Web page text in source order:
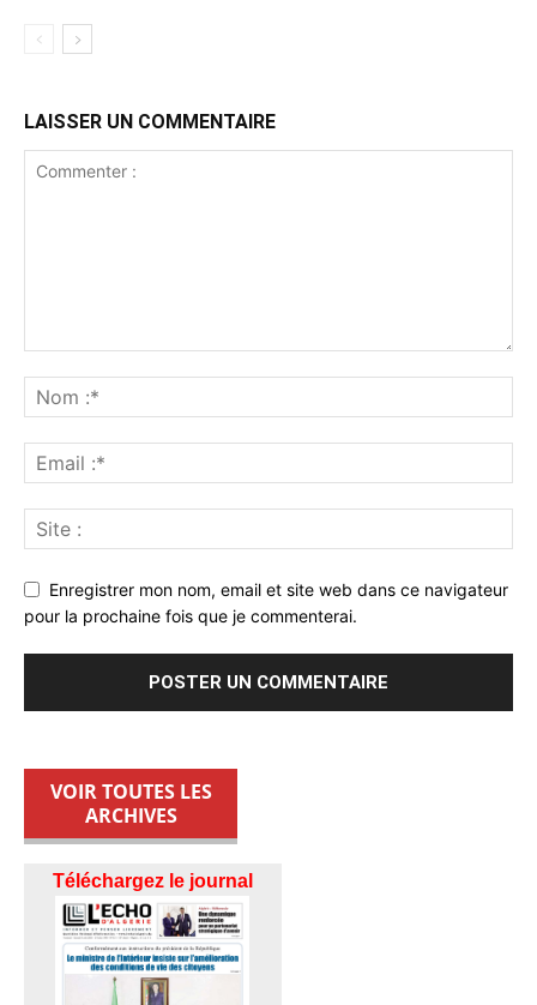
LAISSER UN COMMENTAIRE
Enregistrer mon nom, email et site web dans ce navigateur
pour la prochaine fois que je commenterai.
VOIR TOUTES LES
ARCHIVES